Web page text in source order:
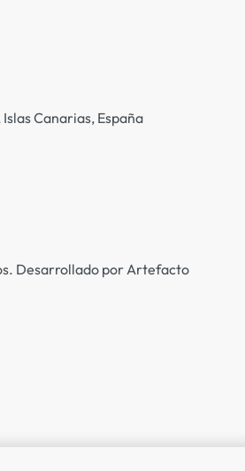
Canarias, España
Desarrollado por Artefacto